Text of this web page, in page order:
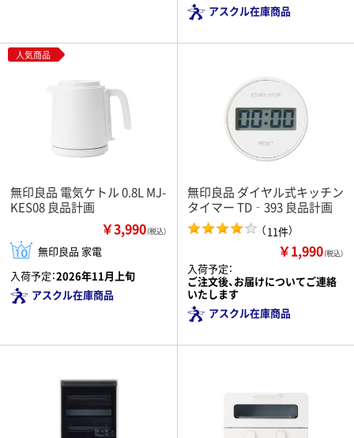
アスクル在庫商品
人気商品
無印良品 電気ケトル 0.8L MJ-
KES08 良品計画
￥3,990（税込）
無印良品 家電
入荷予定：2026年11月上旬
アスクル在庫商品
無印良品 ダイヤル式キッチン
タイマー TD‐393 良品計画
（11件）
￥1,990（税込）
入荷予定：
ご注文後、お届けについてご連絡
いたします
アスクル在庫商品